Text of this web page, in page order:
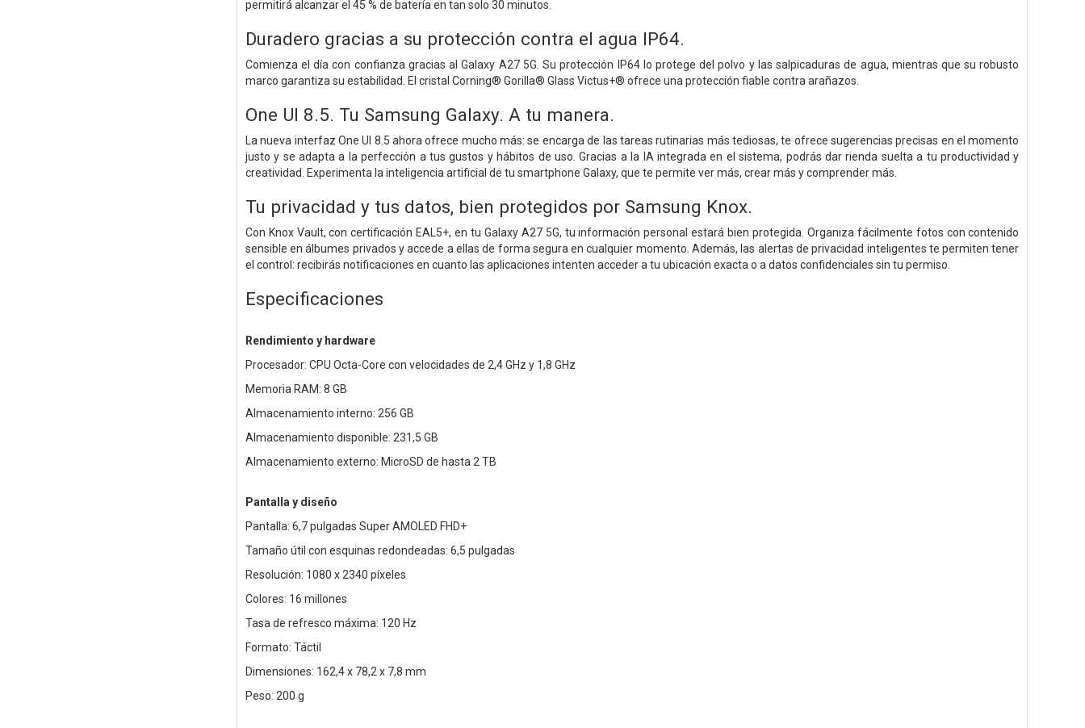
permitirá alcanzar el 45 % de batería en tan solo 30 minutos.
Duradero gracias a su protección contra el agua IP64.
Comienza el día con confianza gracias al Galaxy A27 5G. Su protección IP64 lo protege del polvo y las salpicaduras de agua, mientras que su robusto
marco garantiza su estabilidad. El cristal Corning® Gorilla® Glass Victus+® ofrece una protección fiable contra arañazos.
One UI 8.5. Tu Samsung Galaxy. A tu manera.
La nueva interfaz One UI 8.5 ahora ofrece mucho más: se encarga de las tareas rutinarias más tediosas, te ofrece sugerencias precisas en el momento
justo y se adapta a la perfección a tus gustos y hábitos de uso. Gracias a la IA integrada en el sistema, podrás dar rienda suelta a tu productividad y
creatividad. Experimenta la inteligencia artificial de tu smartphone Galaxy, que te permite ver más, crear más y comprender más.
Tu privacidad y tus datos, bien protegidos por Samsung Knox.
Con Knox Vault, con certificación EAL5+, en tu Galaxy A27 5G, tu información personal estará bien protegida. Organiza fácilmente fotos con contenido
sensible en álbumes privados y accede a ellas de forma segura en cualquier momento. Además, las alertas de privacidad inteligentes te permiten tener
el control: recibirás notificaciones en cuanto las aplicaciones intenten acceder a tu ubicación exacta o a datos confidenciales sin tu permiso.
Especificaciones
Rendimiento y hardware
Procesador: CPU Octa-Core con velocidades de 2,4 GHz y 1,8 GHz
Memoria RAM: 8 GB
Almacenamiento interno: 256 GB
Almacenamiento disponible: 231,5 GB
Almacenamiento externo: MicroSD de hasta 2 TB
Pantalla y diseño
Pantalla: 6,7 pulgadas Super AMOLED FHD+
Tamaño útil con esquinas redondeadas: 6,5 pulgadas
Resolución: 1080 x 2340 píxeles
Colores: 16 millones
Tasa de refresco máxima: 120 Hz
Formato: Táctil
Dimensiones: 162,4 x 78,2 x 7,8 mm
Peso: 200 g